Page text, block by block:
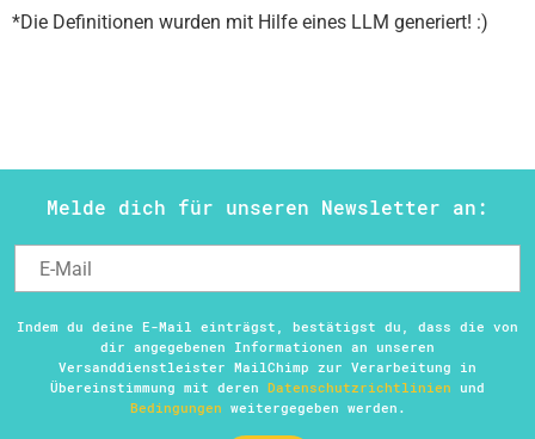
*Die Definitionen wurden mit Hilfe eines LLM generiert! :)
Melde dich für unseren Newsletter an:
Indem du deine E-Mail einträgst, bestätigst du, dass die von
dir angegebenen Informationen an unseren
Versanddienstleister MailChimp zur Verarbeitung in
Übereinstimmung mit deren Datenschutzrichtlinien und
Bedingungen weitergegeben werden.